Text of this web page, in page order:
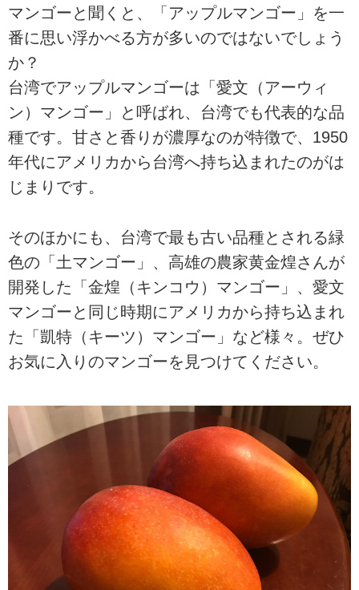
マンゴーと聞くと、「アップルマンゴー」を一
番に思い浮かべる方が多いのではないでしょう
か？
台湾でアップルマンゴーは「愛文（アーウィ
ン）マンゴー」と呼ばれ、台湾でも代表的な品
種です。甘さと香りが濃厚なのが特徴で、1950
年代にアメリカから台湾へ持ち込まれたのがは
じまりです。
そのほかにも、台湾で最も古い品種とされる緑
色の「土マンゴー」、高雄の農家黄金煌さんが
開発した「金煌（キンコウ）マンゴー」、愛文
マンゴーと同じ時期にアメリカから持ち込まれ
た「凱特（キーツ）マンゴー」など様々。ぜひ
お気に入りのマンゴーを見つけてください。